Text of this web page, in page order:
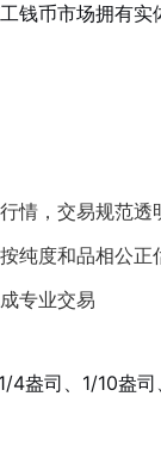
钱币市场拥有
情，交易规范透
纯度和品相公正
专业交易
4盎司、1/10盎